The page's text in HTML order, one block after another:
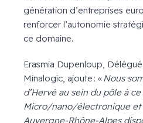
génération d’entreprises
renforcer l’autonomie
ce domaine.
Erasmia Dupenloup,
Minalogic, ajoute : «Nous
d’Hervé au sein du pôle à
Micro/nano/électronique et
Auvergne-Rhône-Alpes